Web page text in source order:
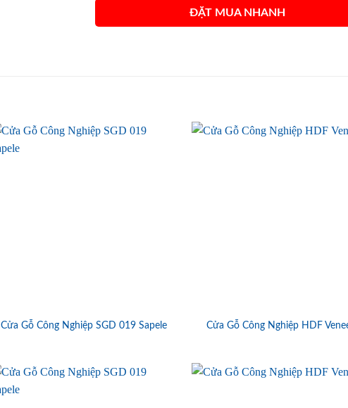
ĐẶT MUA NHANH
Cửa Gỗ Công Nghiệp SGD 019 Sapele Cửa Gỗ Công Nghiệp HDF